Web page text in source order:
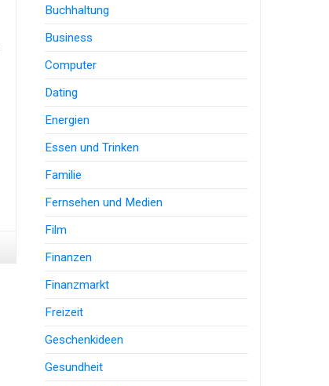
Buchhaltung
Business
Computer
Dating
Energien
Essen und Trinken
Familie
Fernsehen und Medien
Film
Finanzen
Finanzmarkt
Freizeit
Geschenkideen
Gesundheit